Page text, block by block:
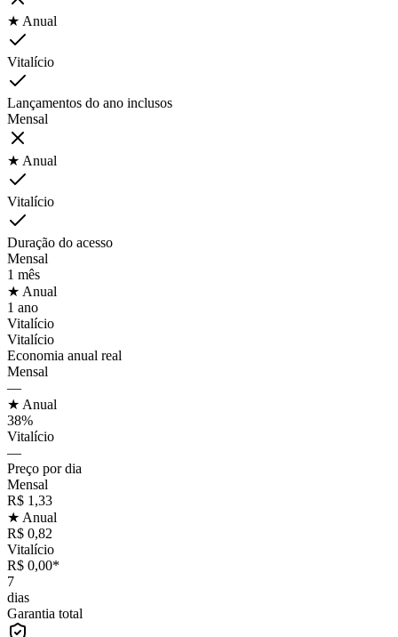
★ Anual
Vitalício
Lançamentos do ano inclusos
Mensal
★ Anual
Vitalício
Duração do acesso
Mensal
1 mês
★ Anual
1 ano
Vitalício
Vitalício
Economia anual real
Mensal
—
★ Anual
38%
Vitalício
—
Preço por dia
Mensal
R$ 1,33
★ Anual
R$ 0,82
Vitalício
R$ 0,00*
7
dias
Garantia total